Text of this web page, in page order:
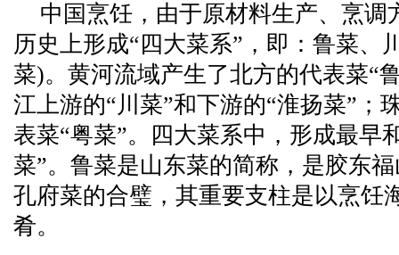
中国烹饪，由于原材料生产、烹调
历史上形成“四大菜系”，即：鲁菜、
菜)。黄河流域产生了北方的代表菜“
江上游的“川菜”和下游的“淮扬菜”；
表菜“粤菜”。四大菜系中，形成最早
菜”。鲁菜是山东菜的简称，是胶东
孔府菜的合璧，其重要支柱是以烹饪
肴。